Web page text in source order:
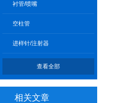
衬管/喷嘴
空柱管
进样针/注射器
查看全部
相关文章